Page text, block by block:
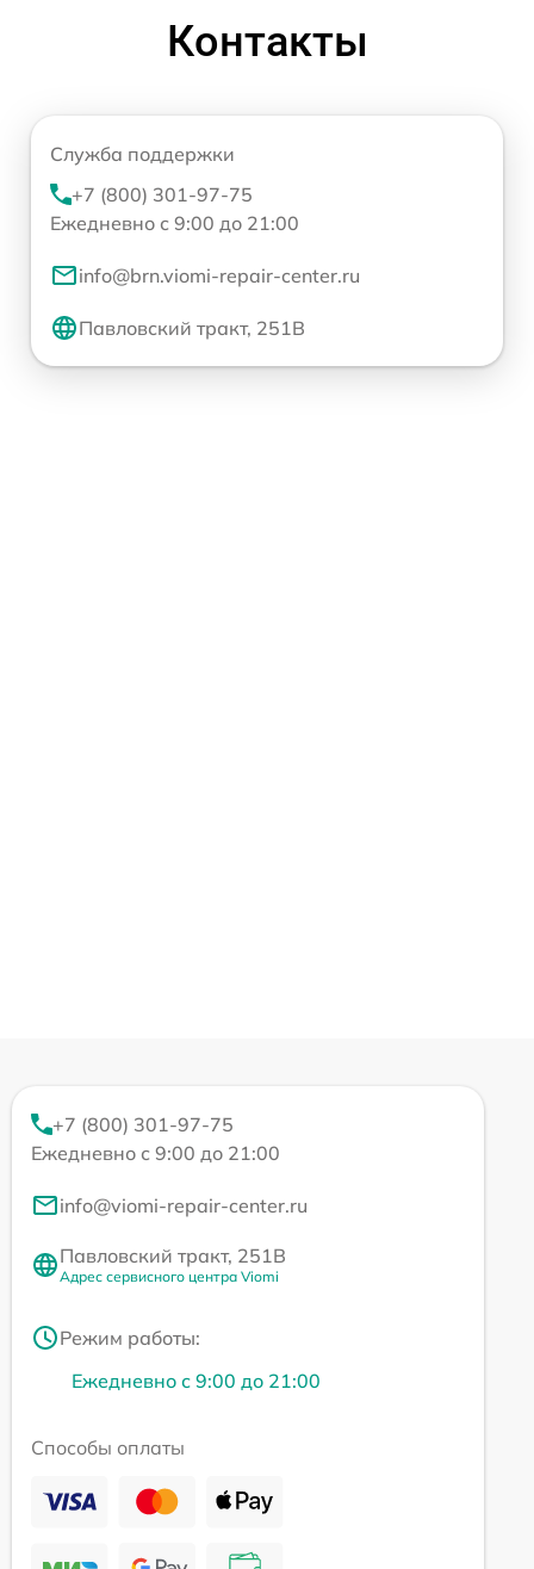
Контакты
Служба поддержки
+7 (800) 301-97-75
Ежедневно с 9:00 до 21:00
info@brn.viomi-repair-center.ru
Павловский тракт, 251В
+7 (800) 301-97-75
Ежедневно с 9:00 до 21:00
info@viomi-repair-center.ru
Павловский тракт, 251В
Адрес сервисного центра Viomi
Режим работы:
Ежедневно с 9:00 до 21:00
Способы оплаты